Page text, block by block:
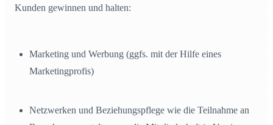
Kunden gewinnen und halten:
Marketing und Werbung (ggfs. mit der Hilfe eines
Marketingprofis)
Netzwerken und Beziehungspflege wie die Teilnahme an